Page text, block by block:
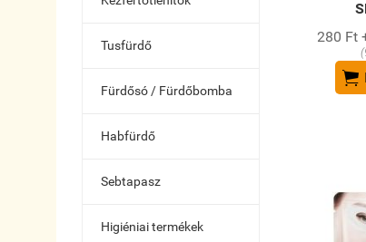
Tusfürdő
Fürdősó / Fürdőbomba
Habfürdő
Sebtapasz
Higiéniai termékek
280 Ft
